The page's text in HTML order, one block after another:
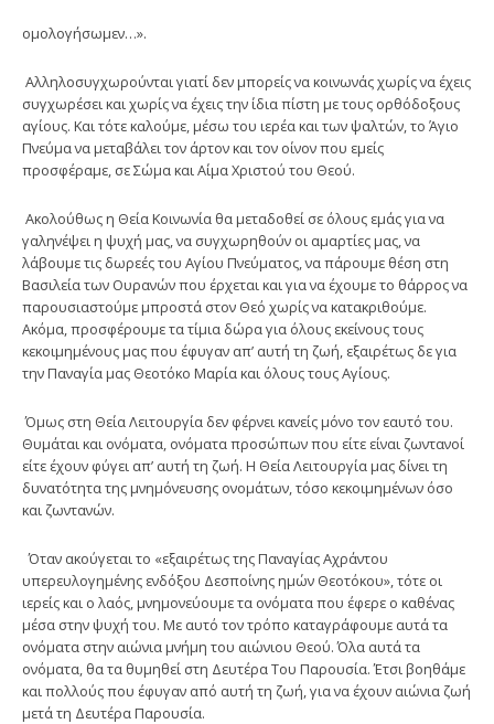
ομολογήσωμεν…».
Αλληλοσυγχωρούνται γιατί δεν μπορείς να κοινωνάς χωρίς να έχεις
συγχωρέσει και χωρίς να έχεις την ίδια πίστη με τους ορθόδοξους
αγίους. Και τότε καλούμε, μέσω του ιερέα και των ψαλτών, το Άγιο
Πνεύμα να μεταβάλει τον άρτον και τον οίνον που εμείς
προσφέραμε, σε Σώμα και Αίμα Χριστού του Θεού.
Ακολούθως η Θεία Κοινωνία θα μεταδοθεί σε όλους εμάς για να
γαληνέψει η ψυχή μας, να συγχωρηθούν οι αμαρτίες μας, να
λάβουμε τις δωρεές του Αγίου Πνεύματος, να πάρουμε θέση στη
Βασιλεία των Ουρανών που έρχεται και για να έχουμε το θάρρος να
παρουσιαστούμε μπροστά στον Θεό χωρίς να κατακριθούμε.
Ακόμα, προσφέρουμε τα τίμια δώρα για όλους εκείνους τους
κεκοιμημένους μας που έφυγαν απ’ αυτή τη ζωή, εξαιρέτως δε για
την Παναγία μας Θεοτόκο Μαρία και όλους τους Αγίους.
Όμως στη Θεία Λειτουργία δεν φέρνει κανείς μόνο τον εαυτό του.
Θυμάται και ονόματα, ονόματα προσώπων που είτε είναι ζωντανοί
είτε έχουν φύγει απ’ αυτή τη ζωή. Η Θεία Λειτουργία μας δίνει τη
δυνατότητα της μνημόνευσης ονομάτων, τόσο κεκοιμημένων όσο
και ζωντανών.
Όταν ακούγεται το «εξαιρέτως της Παναγίας Αχράντου
υπερευλογημένης ενδόξου Δεσποίνης ημών Θεοτόκου», τότε οι
ιερείς και ο λαός, μνημονεύουμε τα ονόματα που έφερε ο καθένας
μέσα στην ψυχή του. Με αυτό τον τρόπο καταγράφουμε αυτά τα
ονόματα στην αιώνια μνήμη του αιώνιου Θεού. Όλα αυτά τα
ονόματα, θα τα θυμηθεί στη Δευτέρα Του Παρουσία. Έτσι βοηθάμε
και πολλούς που έφυγαν από αυτή τη ζωή, για να έχουν αιώνια ζωή
μετά τη Δευτέρα Παρουσία.